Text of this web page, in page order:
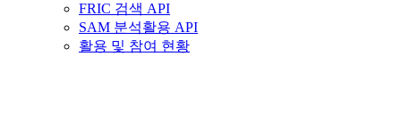
FRIC 검색 API
SAM 분석활용 API
활용 및 참여 현황